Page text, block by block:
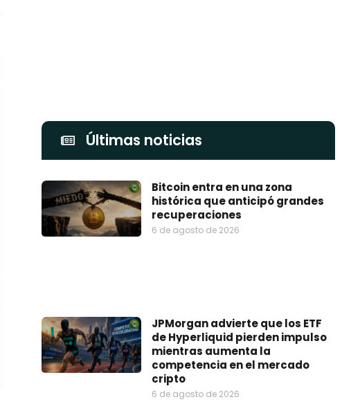
Últimas noticias
Bitcoin entra en una zona
histórica que anticipó grandes
recuperaciones
6 de agosto de 2026
JPMorgan advierte que los ETF
de Hyperliquid pierden impulso
mientras aumenta la
competencia en el mercado
cripto
6 de agosto de 2026